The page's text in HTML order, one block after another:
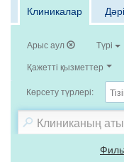
Клиникалар
Арыс аул Түрі
Қажетті қызметтер
Көрсету түрлері: